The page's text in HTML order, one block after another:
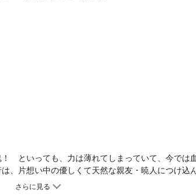
といっても、力は薄れてしまっていて、今では
、片想い中の優しくて天然な親友・暁人につけ込
満カラダの関係アリの二人に近づく大学卒業式。今